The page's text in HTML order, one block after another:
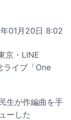
01月20日 8:02
京・LINE
ライブ「One
生が作編曲を手
ーした